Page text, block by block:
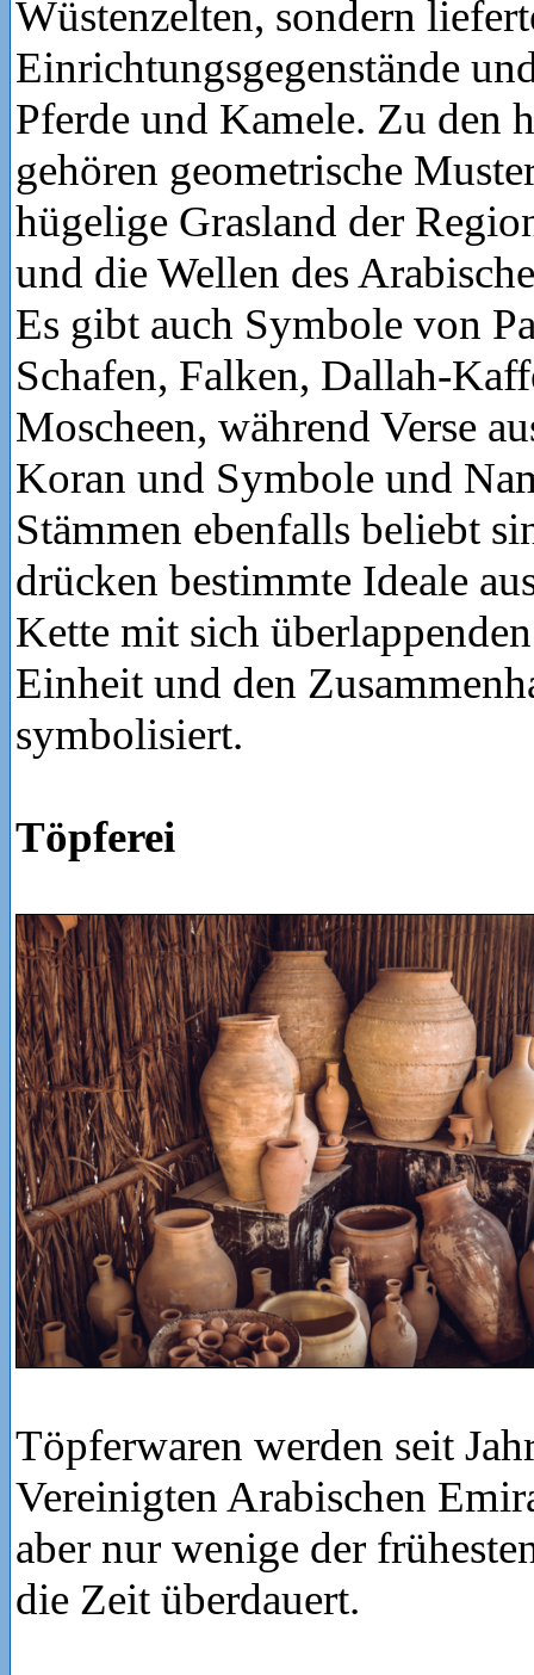
Wüstenzelten, sondern
Einrichtungsgegenstände
Pferde und Kamele. Zu den
gehören geometrische
hügelige Grasland der
und die Wellen des
Es gibt auch Symbole von
Schafen, Falken, Dallah-
Moscheen, während Verse
Koran und Symbole und
Stämmen ebenfalls beliebt
drücken bestimmte Ideale
Kette mit sich
Einheit und den
symbolisiert.
Töpferei
Töpferwaren werden seit
Vereinigten Arabischen
aber nur wenige der
die Zeit überdauert.